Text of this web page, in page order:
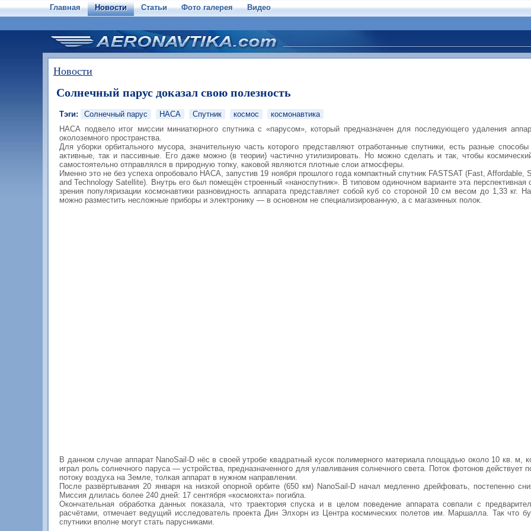
Главная Новости Статьи Фото галерея Видео
Новости
Солнечный парус доказал свою полезность
Тэги: Солнечный парус НАСА Спутник космос
космонавтика
НАСА подвело итог миссии миниатюрного спутника с «парусом», который предназначен для последующего удаления
околоземного пространства.
Для уборки орбитального мусора, значительную часть которого представляют отработанные спутники, есть разные
активные, так и пассивные. Его даже можно (в теории) частично утилизировать. Но можно сделать и так, чтобы
самостоятельно отправлялся в природную топку, каковой являются плотные слои атмосферы.
Именно это не без успеха опробовало НАСА, запустив 19 ноября прошлого года компактный спутник FASTSAT (Fast, Affordable,
and Technology Satellite). Внутрь его был помещён строенный «наноспутник». В типовом одиночном варианте эта перспективная
зрения популяризации космонавтики разновидность аппарата представляет собой куб со стороной 10 см весом до 1,33 кг.
можно разместить несложные приборы и электронику — в основном не специализированную, а с магазинных полок.
В данном случае аппарат NanoSail-D нёс в своей утробе квадратный кусок полимерного материала площадью около 10 кв. м,
играл роль солнечного паруса — устройства, предназначенного для улавливания солнечного света. Поток фотонов действует
потоку воздуха на Земле, толкая аппарат в нужном направлении.
После развёртывания 20 января на низкой опорной орбите (650 км) NanoSail-D начал медленно дрейфовать, постепенно
Миссия длилась более 240 дней: 17 сентября «космояхта» погибла.
Окончательная обработка данных показала, что траектория спуска и в целом поведение аппарата совпали с
расчётами, отмечает ведущий исследователь проекта Дин Элхорн из Центра космических полетов им. Маршалла. Так что
спутники вполне могут стать парусниками.